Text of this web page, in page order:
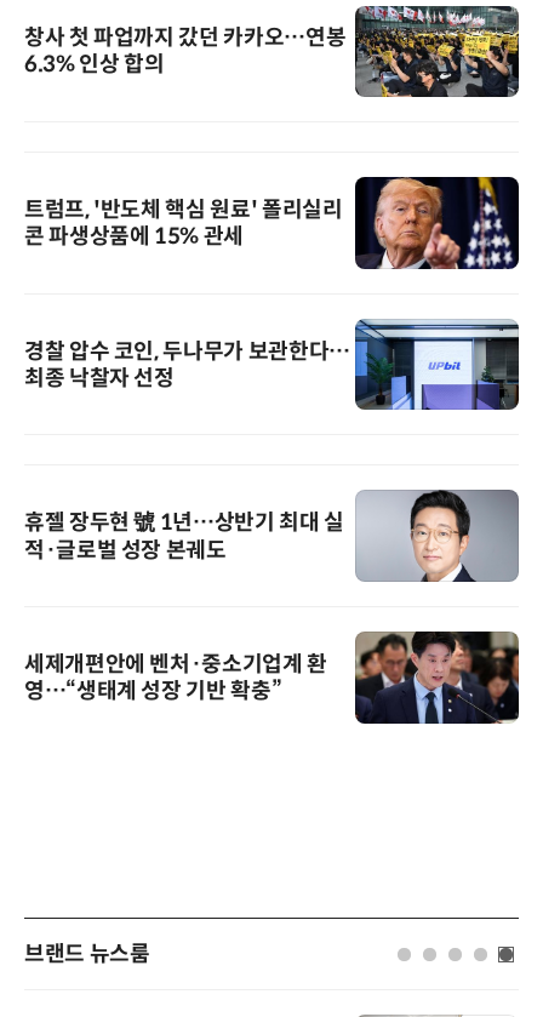
창사 첫 파업까지 갔던 카카오…연봉
6.3% 인상 합의
트럼프, '반도체 핵심 원료' 폴리실리
콘 파생상품에 15% 관세
경찰 압수 코인, 두나무가 보관한다…
최종 낙찰자 선정
휴젤 장두현 號 1년…상반기 최대 실
적·글로벌 성장 본궤도
세제개편안에 벤처·중소기업계 환
영…“생태계 성장 기반 확충”
브랜드 뉴스룸